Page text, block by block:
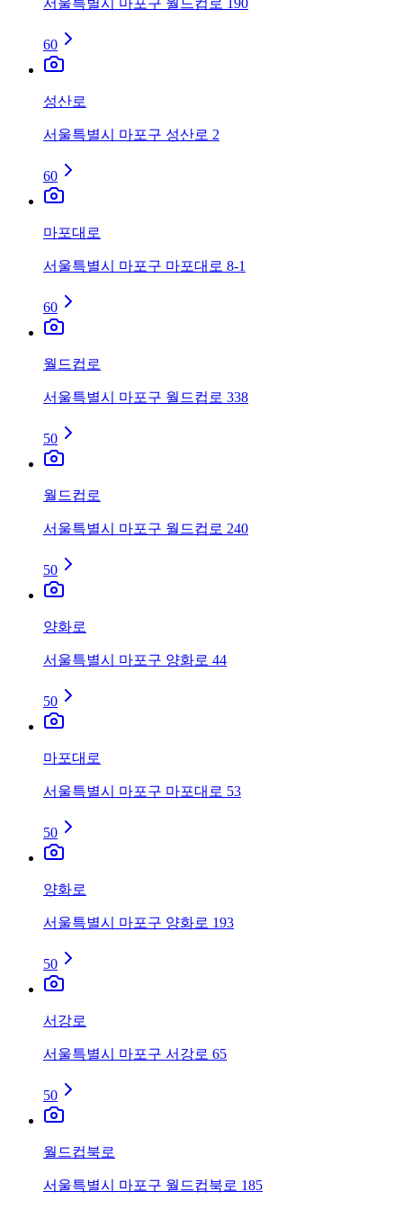
60
성산로
서울특별시 마포구 성산로 2
60
마포대로
서울특별시 마포구 마포대로 8-1
60
월드컵로
서울특별시 마포구 월드컵로 338
50
월드컵로
서울특별시 마포구 월드컵로 240
50
양화로
서울특별시 마포구 양화로 44
50
마포대로
서울특별시 마포구 마포대로 53
50
양화로
서울특별시 마포구 양화로 193
50
서강로
서울특별시 마포구 서강로 65
50
월드컵북로
서울특별시 마포구 월드컵북로 185